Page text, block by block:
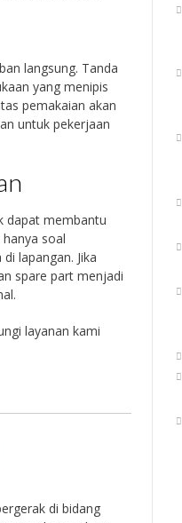
langsung. Tanda
yang menipis
pemakaian akan
untuk pekerjaan
dapat membantu
soal
lapangan. Jika
spare part menjadi
layanan kami
di bidang